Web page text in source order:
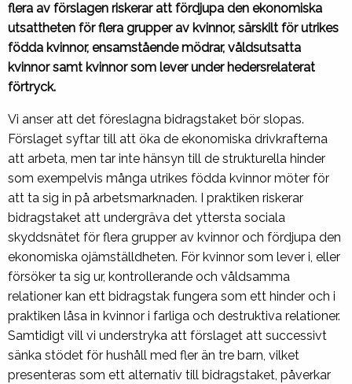
flera av förslagen riskerar att fördjupa den ekonomiska
utsattheten för flera grupper av kvinnor, särskilt för utrikes
födda kvinnor, ensamstående mödrar, våldsutsatta
kvinnor samt kvinnor som lever under hedersrelaterat
förtryck.
Vi anser att det föreslagna bidragstaket bör slopas.
Förslaget syftar till att öka de ekonomiska drivkrafterna
att arbeta, men tar inte hänsyn till de strukturella hinder
som exempelvis många utrikes födda kvinnor möter för
att ta sig in på arbetsmarknaden. I praktiken riskerar
bidragstaket att undergräva det yttersta sociala
skyddsnätet för flera grupper av kvinnor och fördjupa den
ekonomiska ojämställdheten. För kvinnor som lever i, eller
försöker ta sig ur, kontrollerande och våldsamma
relationer kan ett bidragstak fungera som ett hinder och i
praktiken låsa in kvinnor i farliga och destruktiva relationer.
Samtidigt vill vi understryka att förslaget att successivt
sänka stödet för hushåll med fler än tre barn, vilket
presenteras som ett alternativ till bidragstaket, påverkar